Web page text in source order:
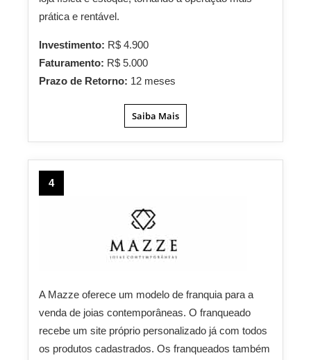
prática e rentável.
Investimento: R$ 4.900
Faturamento: R$ 5.000
Prazo de Retorno: 12 meses
Saiba Mais
4
A Mazze oferece um modelo de franquia para a
venda de joias contemporâneas. O franqueado
recebe um site próprio personalizado já com todos
os produtos cadastrados. Os franqueados também